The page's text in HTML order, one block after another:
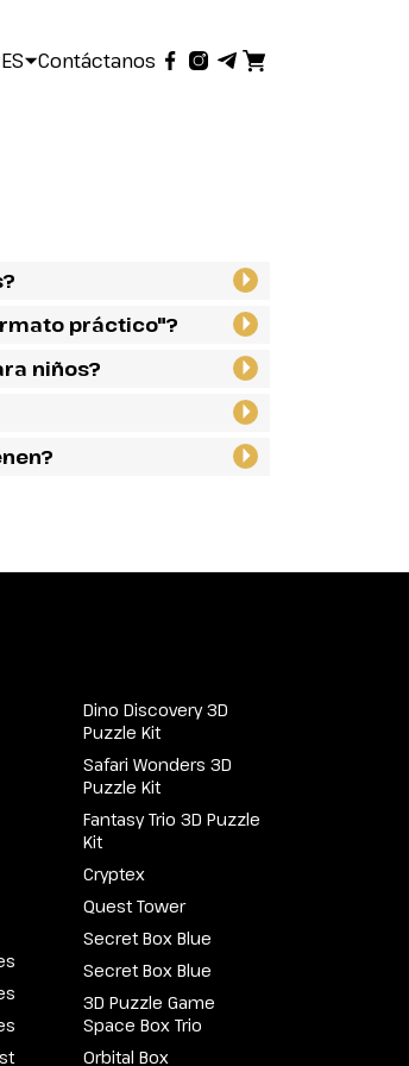
ES Contáctanos
práctico"?
niños?
Dino Discovery 3D
Puzzle Kit
Safari Wonders 3D
Puzzle Kit
Fantasy Trio 3D Puzzle
Kit
Cryptex
Quest Tower
Secret Box Blue
Secret Box Blue
3D Puzzle Game
Space Box Trio
Orbital Box